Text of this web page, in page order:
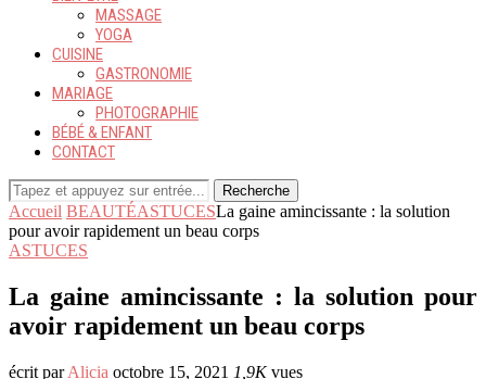
MASSAGE
YOGA
CUISINE
GASTRONOMIE
MARIAGE
PHOTOGRAPHIE
BÉBÉ & ENFANT
CONTACT
Recherche
Accueil BEAUTÉASTUCESLa gaine amincissante : la solution
pour avoir rapidement un beau corps
ASTUCES
La gaine amincissante : la solution pour
avoir rapidement un beau corps
écrit parAlicia octobre 15, 2021 1,9Kvues